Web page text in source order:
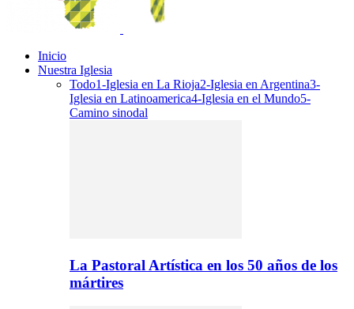
Inicio
Nuestra Iglesia
Todo1-Iglesia en La Rioja2-Iglesia en Argentina3-
Iglesia en Latinoamerica4-Iglesia en el Mundo5-
Camino sinodal
La Pastoral Artística en los 50 años de los
mártires